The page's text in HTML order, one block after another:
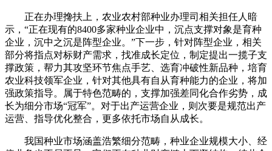
正在办理搀扶上，农业农村部种业办理司相关担任人暗
示，“正在现有的8400多家种业企业中，沉点支撑对象是育种
企业，沉中之沉是阵型企业。”下一步，针对阵型企业，相关
部分将指点对标财产需求，找准成长定位，制定提出一揽子支
撑政策，帮力其攻坚环节焦点手艺、选育冲破性新品种，培育
农业科技领军企业，针对其他具有自从育种能力的企业，将加
强政策指导。属于特色范畴的，支撑加强差同化合作劣势，成
长为细分市场“冠军”。对于出产运营企业，则次要是规范出产
运营、指导优化整合，更多依托市场自从成长。
我国种业市场涵盖浩繁细分范畴，种业企业规模大小、经